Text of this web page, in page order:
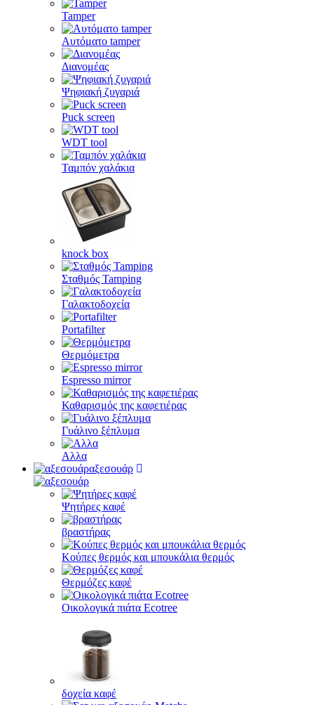
Tamper
Αυτόματο tamper
Διανομέας
Ψηφιακή ζυγαριά
Puck screen
WDT tool
Ταμπόν χαλάκια
knock box
Σταθμός Tamping
Γαλακτοδοχεία
Portafilter
Θερμόμετρα
Espresso mirror
Καθαρισμός της καφετιέρας
Γυάλινο ξέπλυμα
Αλλα
αξεσουάρ
Ψητήρες καφέ
βραστήρας
Κούπες θερμός και μπουκάλια θερμός
Θερμόζες καφέ
Οικολογικά πιάτα Ecotree
δοχεία καφέ